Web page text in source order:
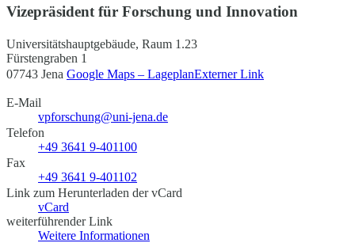
Vizepräsident für Forschung und Innovation
Universitätshauptgebäude, Raum 1.23
Fürstengraben 1
07743 Jena Google Maps – LageplanExterner Link
E-Mail
vpforschung@uni-jena.de
Telefon
+49 3641 9-401100
Fax
+49 3641 9-401102
Link zum Herunterladen der vCard
vCard
weiterführender Link
Weitere Informationen